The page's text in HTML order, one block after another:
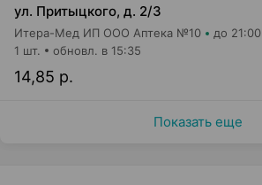
ул. Притыцкого, д. 2/3
Итера-Мед ИП ООО Аптека №10 до 21:00
14,85 р.
1 шт. обновл. в 15:35
Показать еще